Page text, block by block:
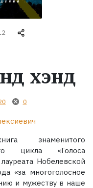
хэнд
0
знаменитого
цикла «Голоса
Нобелевской
«за многоголосное
и мужеству в наше